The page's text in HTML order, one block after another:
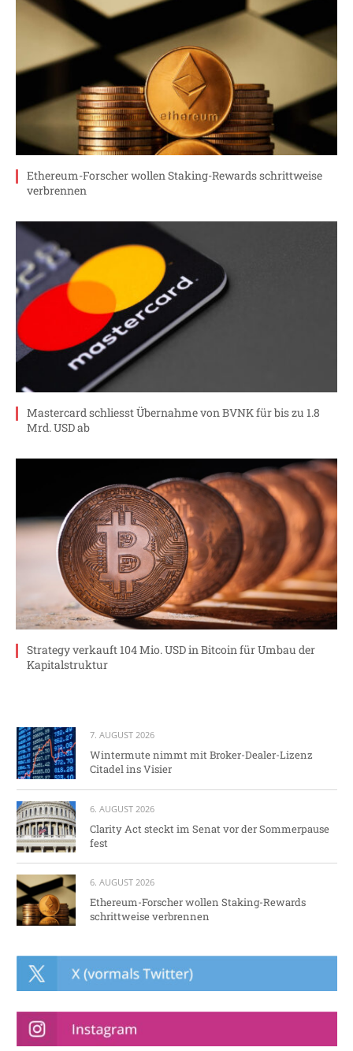
Ethereum-Forscher wollen Staking-Rewards schrittweise
verbrennen
Mastercard schliesst Übernahme von BVNK für bis zu 1.8
Mrd. USD ab
Strategy verkauft 104 Mio. USD in Bitcoin für Umbau der
Kapitalstruktur
7. AUGUST 2026
Wintermute nimmt mit Broker-Dealer-Lizenz
Citadel ins Visier
6. AUGUST 2026
Clarity Act steckt im Senat vor der Sommerpause
fest
6. AUGUST 2026
Ethereum-Forscher wollen Staking-Rewards
schrittweise verbrennen